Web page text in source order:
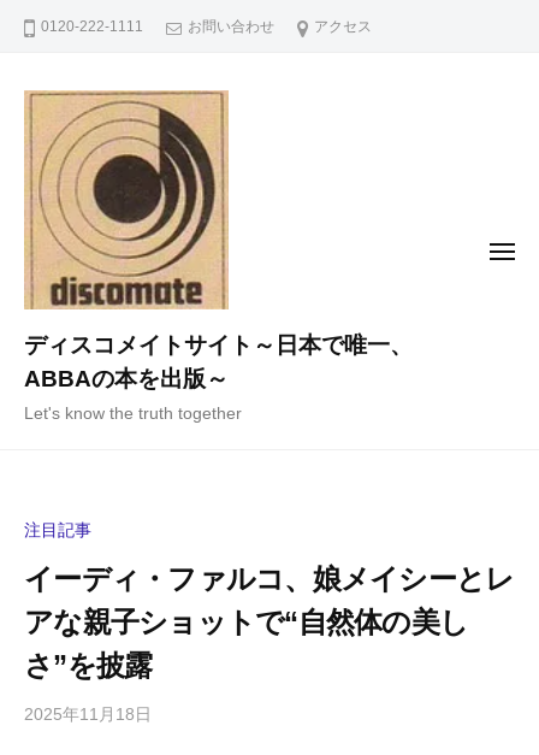
0120-222-1111 お問い合わせ アクセス
ディスコメイトサイト～日本で唯一、
ABBAの本を出版～
Let's know the truth together
メ
注目記事
イーディ・ファルコ、娘メイシーとレ
アな親子ショットで“自然体の美し
さ”を披露
2025年11月18日